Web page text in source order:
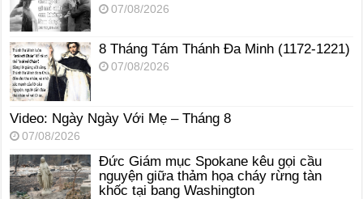
07/08/2026
8 Tháng Tám Thánh Ða Minh (1172-1221)
07/08/2026
Video: Ngày Ngày Với Mẹ – Tháng 8
07/08/2026
Đức Giám mục Spokane kêu gọi cầu
nguyện giữa thảm họa cháy rừng tàn
khốc tại bang Washington